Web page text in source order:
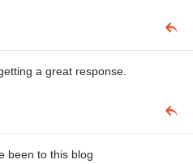
a great response.
been to this blog